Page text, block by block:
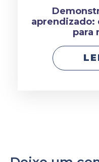
aprendizado:
para